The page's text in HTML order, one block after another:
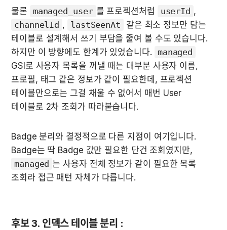
물론 managed_user 를 프로젝션처럼 userId
channelId , lastSeenAt
같은 최소 정보만 담는
테이블로 설계해서 쓰기 부담을 줄여 볼 수도 있습니다.
하지만 이 방향에도 한계가 있었습니다.
managed
GSI로 사용자 목록을 꺼낼 때는 대부분 사용자 이름,
프로필, 태그 같은 정보가 같이 필요한데, 프로젝션
테이블만으로는 그걸 채울 수 없어서 매번 User
테이블로 2차 조회가 따라붙습니다.
Badge 분리와 결정적으로 다른 지점이 여기입니다.
managed 는 사용자 전체 정보가 같이 필요한 목록
조회라 접근 패턴 자체가 다릅니다.
후보 3. 인덱스 테이블 분리 :